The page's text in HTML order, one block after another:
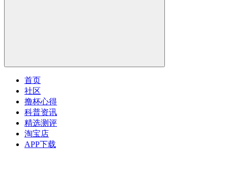
首页
社区
撸杯心得
科普资讯
精选测评
淘宝店
APP下载